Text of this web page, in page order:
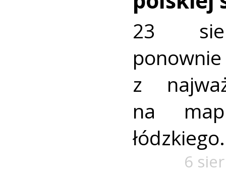
23
z
na
łódzkiego.
6